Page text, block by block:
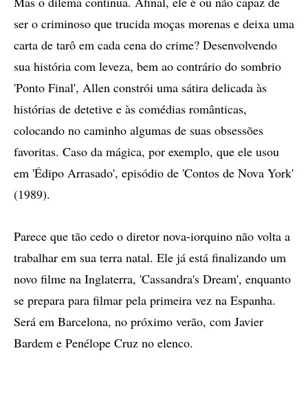
ser o criminoso que trucida moças morenas e deixa uma
carta de tarô em cada cena do crime? Desenvolvendo
sua história com leveza, bem ao contrário do sombrio
'Ponto Final', Allen constrói uma sátira delicada às
histórias de detetive e às comédias românticas,
colocando no caminho algumas de suas obsessões
favoritas. Caso da mágica, por exemplo, que ele usou
em 'Édipo Arrasado', episódio de 'Contos de Nova York'
(1989).
Parece que tão cedo o diretor nova-iorquino não volta a
trabalhar em sua terra natal. Ele já está finalizando um
novo filme na Inglaterra, 'Cassandra's Dream', enquanto
se prepara para filmar pela primeira vez na Espanha.
Será em Barcelona, no próximo verão, com Javier
Bardem e Penélope Cruz no elenco.